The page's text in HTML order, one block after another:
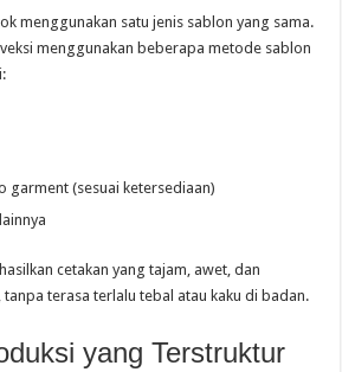
menggunakan satu jenis sablon yang sama.
menggunakan beberapa metode sablon
garment (sesuai ketersediaan)
cetakan yang tajam, awet, dan
tanpa terasa terlalu tebal atau kaku di badan.
yang Terstruktur